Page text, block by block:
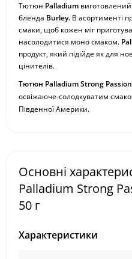
Тютюн Palladium
бленда Burley. В асортименті
смаки, щоб кожен міг
насолодитися моно смаком.
продукт, який підійде як для
цінителів.
Тютюн PalladiumStrong
освіжаюче-солодкуватим
Південної Америки.
Основні
Palladium Strong
50 г
Характеристики